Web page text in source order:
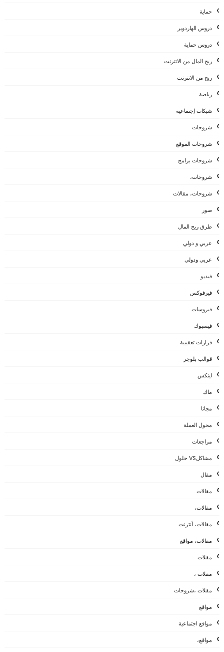
حماية
دروس الهاردوير
دروس حماية
ربح المال من الانترنت
ربح من الانترنت
رياضة
شبكات إجتماعية
شروحات
شروحات الموقع
شروحات برامج
شروحات،
شروحات، مقالات
صور
طرق ربح المال
عربي و دولي
عربي ودولي
فيديو
فيرفوكس
فيروسات
فيسبوك
قرارات تعقيبية
قوالب بلوجر
لينكس
ماك
مجانا
محول العملة
مراجعات
مشاكلVS حلول
مقال
مقالات
مقالات،
مقالات، أنترنت
مقالات، مواقع
مقلات
مقلات ،
مقلات ،شروحات
مواقع
مواقع اجتماعية
مواقع،